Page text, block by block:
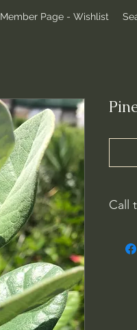
Member Page - Wishlist
Call